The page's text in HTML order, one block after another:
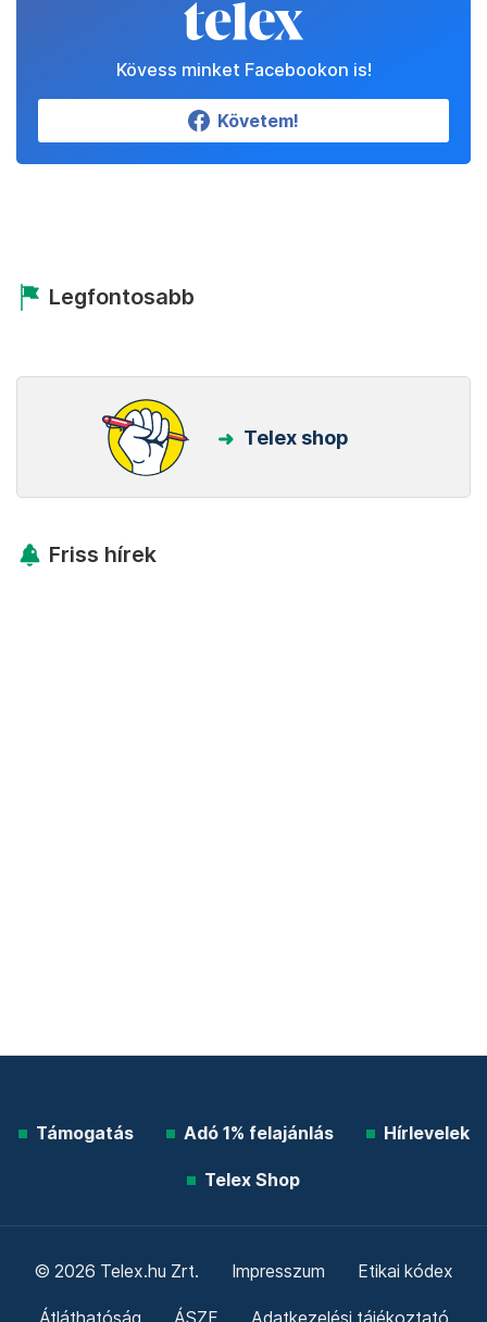
Kövess minket Facebookon is!
Követem!
Legfontosabb
Telex shop
Friss hírek
Támogatás Adó 1% felajánlás Hírlevelek
Telex Shop
© 2026 Telex.hu Zrt. Impresszum Etikai kódex